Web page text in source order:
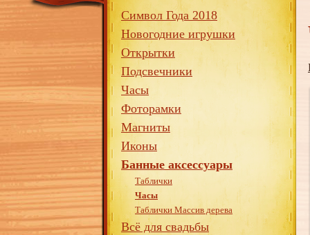
Символ Года 2018
Новогодние игрушки
Открытки
Подсвечники
Часы
Фоторамки
Магниты
Иконы
Банные аксессуары
Таблички
Часы
Таблички Массив дерева
Всё для свадьбы